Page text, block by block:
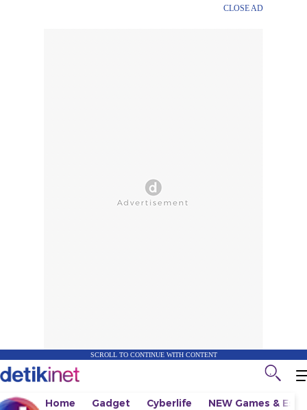
CLOSE AD
SCROLL TO CONTINUE WITH CONTENT
Home Gadget Cyberlife NEW Games &